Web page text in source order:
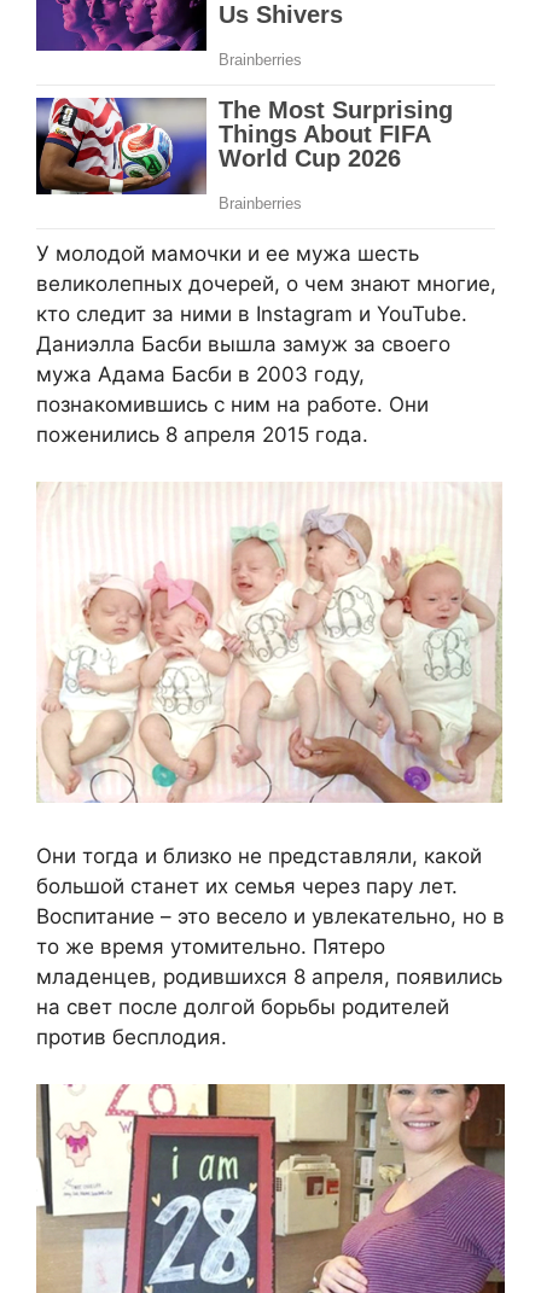
У молодой мамочки и ее мужа шесть
великолепных дочерей, о чем знают многие,
кто следит за ними в Instagram и YouTube.
Даниэлла Басби вышла замуж за своего
мужа Адама Басби в 2003 году,
познакомившись с ним на работе. Они
поженились 8 апреля 2015 года.
Они тогда и близко не представляли, какой
большой станет их семья через пару лет.
Воспитание – это весело и увлекательно, но в
то же время утомительно. Пятеро
младенцев, родившихся 8 апреля, появились
на свет после долгой борьбы родителей
против бесплодия.